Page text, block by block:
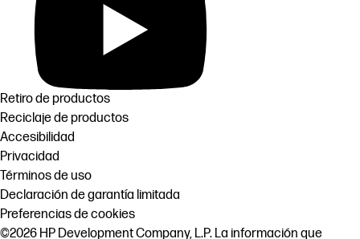
Retiro de productos
Reciclaje de productos
Accesibilidad
Privacidad
Términos de uso
Declaración de garantía limitada
Preferencias de cookies
©2026 HP Development Company, L.P. La información que